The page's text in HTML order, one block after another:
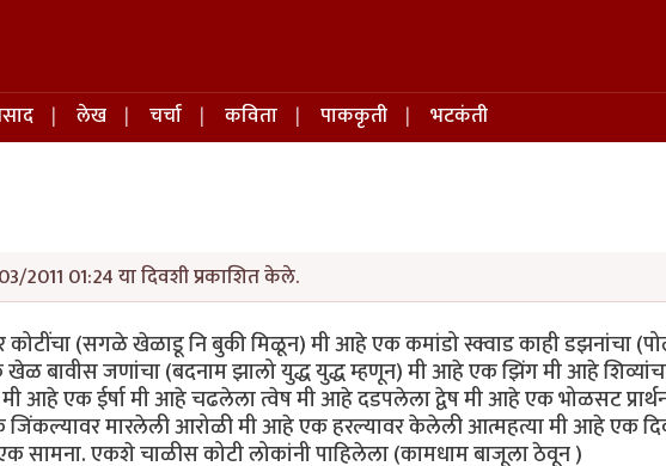
लेख चर्चा कविता पाककृती
भटकंती
2011 01:24 या दिवशी प्रकाशित केले.
कोटींचा (सगळे खेळाडू नि बुकी मिळून) मी आहे एक कमांडो स्क्वाड काही डझनांचा
बावीस जणांचा (बदनाम झालो युद्ध युद्ध म्हणून) मी आहे एक झिंग मी आहे
आहे एक ईर्षा मी आहे चढलेला त्वेष मी आहे दडपलेला द्वेष मी आहे एक भोळसट
मारलेली आरोळी मी आहे एक हरल्यावर केलेली आत्महत्या मी आहे एक
एकशे चाळीस कोटी लोकांनी पाहिलेला (कामधाम बाजूला ठेवून )